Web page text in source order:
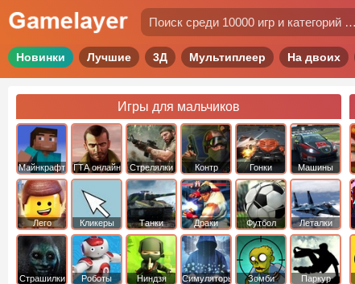
Новинки Лучшие 3Д Мультиплеер На двоих
Игры для мальчиков
Майнкрафт ГТА онлайн Стрелялки
Контр
Страйк
Гонки Машины
Лего Кликеры Танки Драки Футбол Леталки
Страшилки Роботы Ниндзя Симуляторы Зомби Паркур